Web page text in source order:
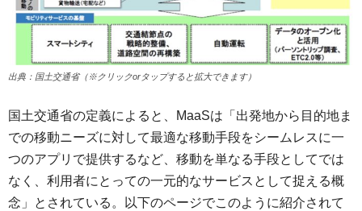
出典：国土交通省（※クリックorタップすると拡大できます）
国土交通省の定義によると、MaaSは「出発地から目的地ま
での移動ニーズに対して最適な移動手段をシームレスに一
つのアプリで提供するなど、移動を単なる手段としてでは
なく、利用者にとっての一元的なサービスとして捉える概
念」とされている。以下のページでこのように紹介されて